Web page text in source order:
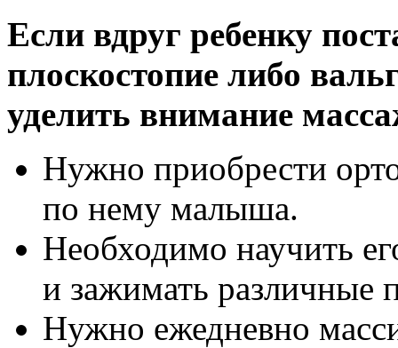
Если вдруг ребенку
плоскостопие либо
уделить внимание
Нужно приобрести
по нему малыша.
Необходимо научить
и зажимать различные
Нужно ежедневно